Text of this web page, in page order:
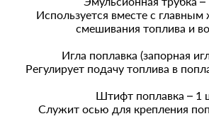
Используется вместе с
смешивания топлива и
Игла поплавка (запорная
Регулирует подачу топлива в
Штифт поплавка – 1
Служит осью для крепления